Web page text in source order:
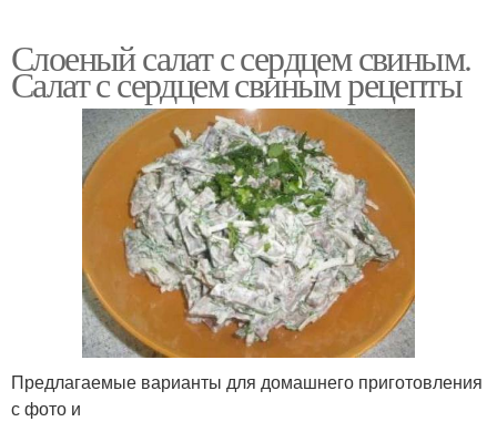
Слоеный салат с сердцем свиным.
Салат с сердцем свиным рецепты
Предлагаемые варианты для домашнего приготовления
с фото и